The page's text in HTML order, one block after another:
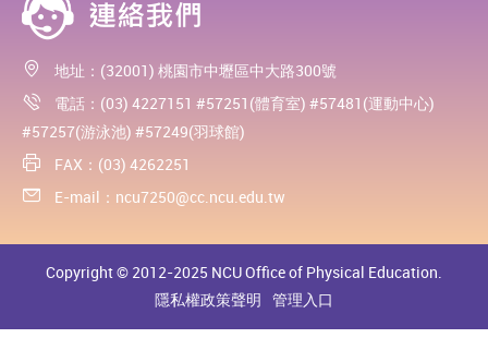
地址：(32001) 桃園市中壢區中大路300號
電話：(03) 4227151 #57251(體育室) #57481(運動中心)
#57257(游泳池) #57249(羽球館)
FAX：(03) 4262251
E-mail： ncu7250@cc.ncu.edu.tw
Copyright © 2012-2025 NCU Office of Physical Education.
隱私權政策聲明 管理入口